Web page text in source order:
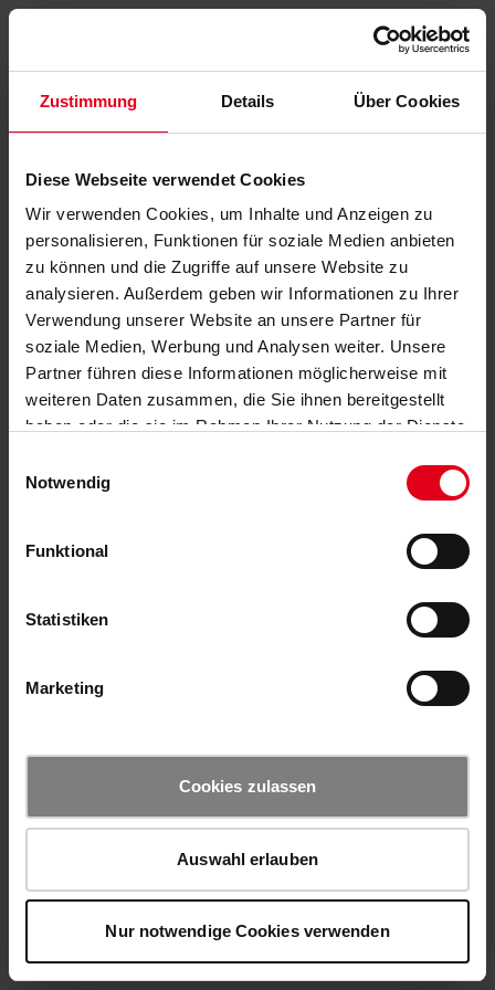
Zustimmung Details Über Cookies
Diese Webseite verwendet Cookies
Wir verwenden Cookies, um Inhalte und Anzeigen zu
personalisieren, Funktionen für soziale Medien anbieten
zu können und die Zugriffe auf unsere Website zu
analysieren. Außerdem geben wir Informationen zu Ihrer
Verwendung unserer Website an unsere Partner für
soziale Medien, Werbung und Analysen weiter. Unsere
Partner führen diese Informationen möglicherweise mit
weiteren Daten zusammen, die Sie ihnen bereitgestellt
haben oder die sie im Rahmen Ihrer Nutzung der Dienste
Notwendig
Funktional
Statistiken
Marketing
Cookies zulassen
Auswahl erlauben
Nur notwendige Cookies verwenden